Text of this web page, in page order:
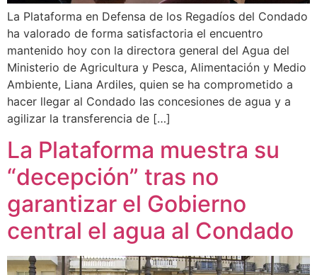
La Plataforma en Defensa de los Regadíos del Condado
ha valorado de forma satisfactoria el encuentro
mantenido hoy con la directora general del Agua del
Ministerio de Agricultura y Pesca, Alimentación y Medio
Ambiente, Liana Ardiles, quien se ha comprometido a
hacer llegar al Condado las concesiones de agua y a
agilizar la transferencia de […]
La Plataforma muestra su
“decepción” tras no
garantizar el Gobierno
central el agua al Condado